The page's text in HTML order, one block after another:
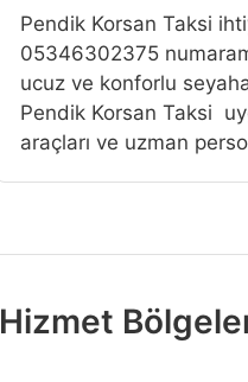
Pendik Korsan Taksi
05346302375
ucuz ve konforlu
Pendik Korsan Taksi
araçları ve uzman
Hizmet